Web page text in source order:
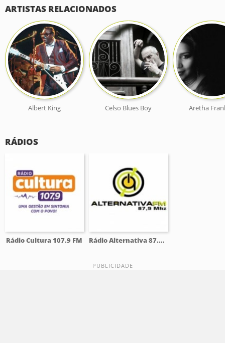
ARTISTAS RELACIONADOS
Albert King Celso Blues Boy Aretha
RÁDIOS
Rádio Cultura 107.9 FM Rádio Alternativa 87.9 FM